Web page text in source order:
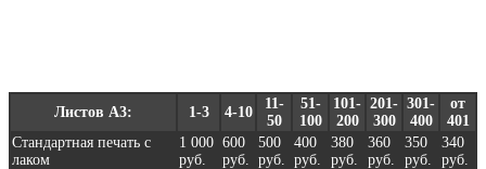
Листов А3: 1-3 4-10
11-
50
51-
100
101-
200
201-
300
301-
400
от
401
Стандартная печать с
лаком
1 000
руб.
600
руб.
500
руб.
400
руб.
380
руб.
360
руб.
350
руб.
340
руб.